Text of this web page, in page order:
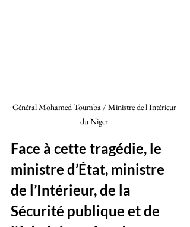
Général Mohamed Toumba / Ministre de l'Intérieur
du Niger
Face à cette tragédie, le
ministre d’État, ministre
de l’Intérieur, de la
Sécurité publique et de